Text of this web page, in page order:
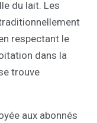
du lait. Les
respectant le
dans la
trouve
aux abonnés